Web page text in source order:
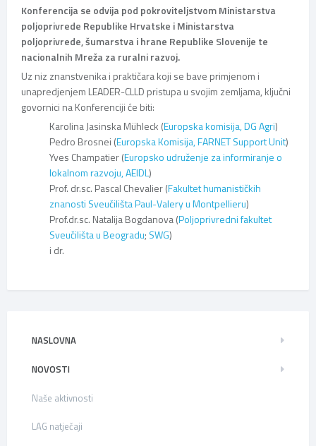
Konferencija se odvija pod pokroviteljstvom Ministarstva
poljoprivrede Republike Hrvatske i Ministarstva
poljoprivrede, šumarstva i hrane Republike Slovenije te
nacionalnih Mreža za ruralni razvoj.
Uz niz znanstvenika i praktičara koji se bave primjenom i
unapredjenjem LEADER-CLLD pristupa u svojim zemljama, ključni
govornici na Konferenciji će biti:
Karolina Jasinska Mühleck (Europska komisija, DG Agri)
Pedro Brosnei (Europska Komisija, FARNET Support Unit)
Yves Champatier (Europsko udruženje za informiranje o
lokalnom razvoju, AEIDL)
Prof. dr.sc. Pascal Chevalier (Fakultet humanističkih
znanosti Sveučilišta Paul-Valery u Montpellieru)
Prof.dr.sc. Natalija Bogdanova (Poljoprivredni fakultet
Sveučilišta u Beogradu; SWG)
i dr.
NASLOVNA
NOVOSTI
Naše aktivnosti
LAG natječaji